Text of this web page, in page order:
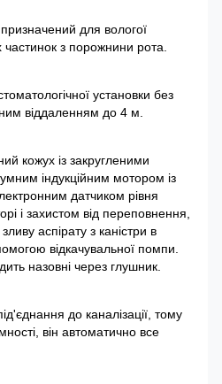
для вологої
частинок з порожнини рота.
установки без
віддаленням до 4 м.
кожух із закругленими
індукційним мотором із
датчиком рівня
і захистом від переповнення,
аспірату з каністри в
відкачувальної помпи.
назовні через глушник.
до каналізації, тому
він автоматично все